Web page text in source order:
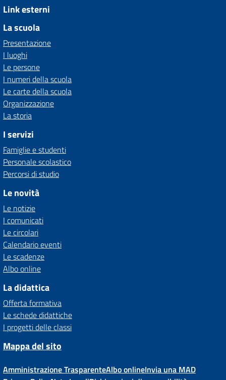
Link esterni
La scuola
Presentazione
I luoghi
Le persone
I numeri della scuola
Le carte della scuola
Organizzazione
La storia
I servizi
Famiglie e studenti
Personale scolastico
Percorsi di studio
Le novità
Le notizie
I comunicati
Le circolari
Calendario eventi
Le scadenze
Albo online
La didattica
Offerta formativa
Le schede didattiche
I progetti delle classi
Mappa del sito
Amministrazione TrasparenteAlbo onlineInvia una MAD